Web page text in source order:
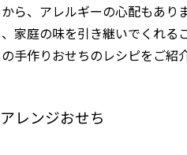
ら、アレルギーの心配もあり
家庭の味を引き継いでくれる
手作りおせちのレシピをご紹
レンジおせち